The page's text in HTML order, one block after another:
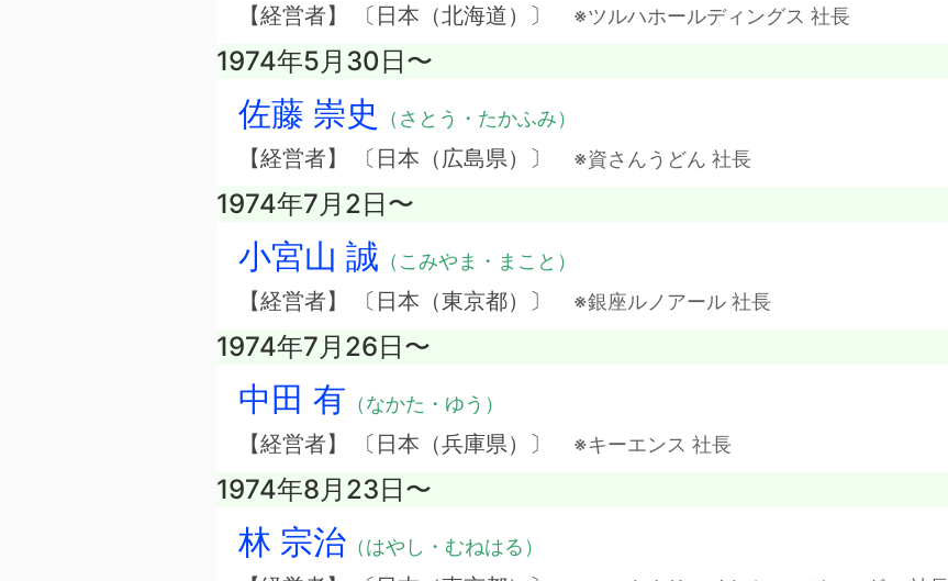
【経営者】 〔日本（北海道）〕 ※ツルハホールディングス 社長
1974年5月30日〜
佐藤 崇史 （さとう・たかふみ）
【経営者】 〔日本（広島県）〕 ※資さんうどん 社長
1974年7月2日〜
小宮山 誠 （こみやま・まこと）
【経営者】 〔日本（東京都）〕 ※銀座ルノアール 社長
1974年7月26日〜
中田 有 （なかた・ゆう）
【経営者】 〔日本（兵庫県）〕 ※キーエンス 社長
1974年8月23日〜
林 宗治 （はやし・むねはる）